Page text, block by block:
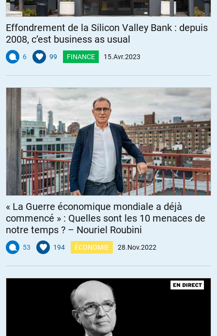
Effondrement de la Silicon Valley Bank : depuis
2008, c’est business as usual
6 99 FINANCE 15.Avr.2023
« La Guerre économique mondiale a déjà
commencé » : Quelles sont les 10 menaces de
notre temps ? – Nouriel Roubini
53 194 ÉCONOMIE 28.Nov.2022